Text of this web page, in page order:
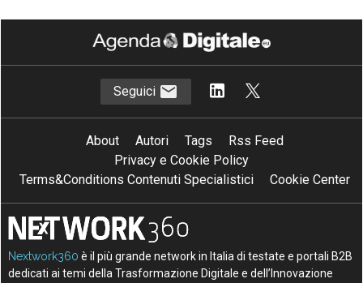
Seguici
About Autori Tags
Rss Feed
Privacy e Cookie Policy
Terms&Conditions Contenuti Specialistici
Cookie Center
Nextwork360 è il più grande network in Italia di testate e portali B2B
dedicati ai temi della Trasformazione Digitale e dell’Innovazione